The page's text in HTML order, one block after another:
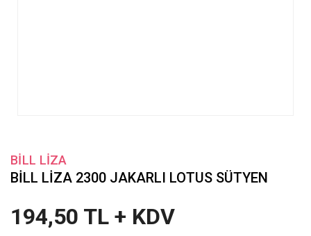
BİLL LİZA
BİLL LİZA 2300 JAKARLI LOTUS SÜTYEN
194,50 TL + KDV